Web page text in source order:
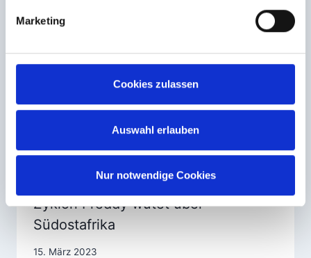
Marketing
Cookies zulassen
Auswahl erlauben
Nur notwendige Cookies
Zyklon Freddy wütet über
Südostafrika
15. März 2023